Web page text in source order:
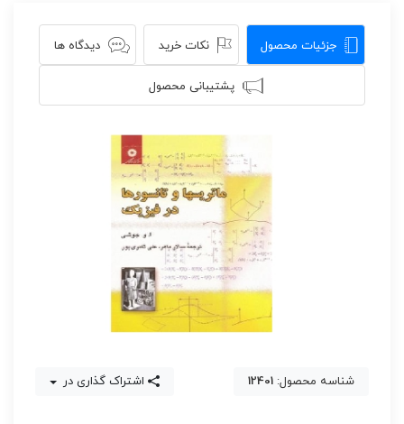
جزئیات محصول نکات خرید دیدگاه ها
پشتیبانی محصول
شناسه محصول: 12401 اشتراک گذاری در